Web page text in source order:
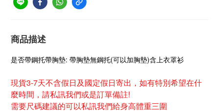
商品描述
是否帶鋼托帶胸墊: 帶胸墊無鋼托(可以加胸墊)含上衣罩衫
現貨3-7天不含假日及國定假日寄出，如有特別希望在什
麼時間，請私訊我們或是訂單備註!
需要尺碼建議的可以私訊我們給身高體重三圍